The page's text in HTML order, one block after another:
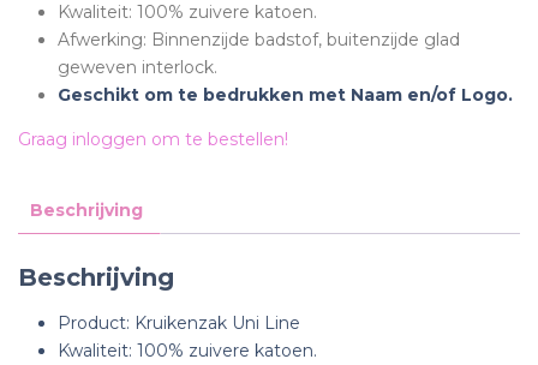
Kwaliteit: 100% zuivere katoen.
Afwerking: Binnenzijde badstof, buitenzijde glad
geweven interlock.
Geschikt om te bedrukken met Naam en/of Logo.
Graag inloggen om te bestellen!
Beschrijving
Beschrijving
Product: Kruikenzak Uni Line
Kwaliteit: 100% zuivere katoen.